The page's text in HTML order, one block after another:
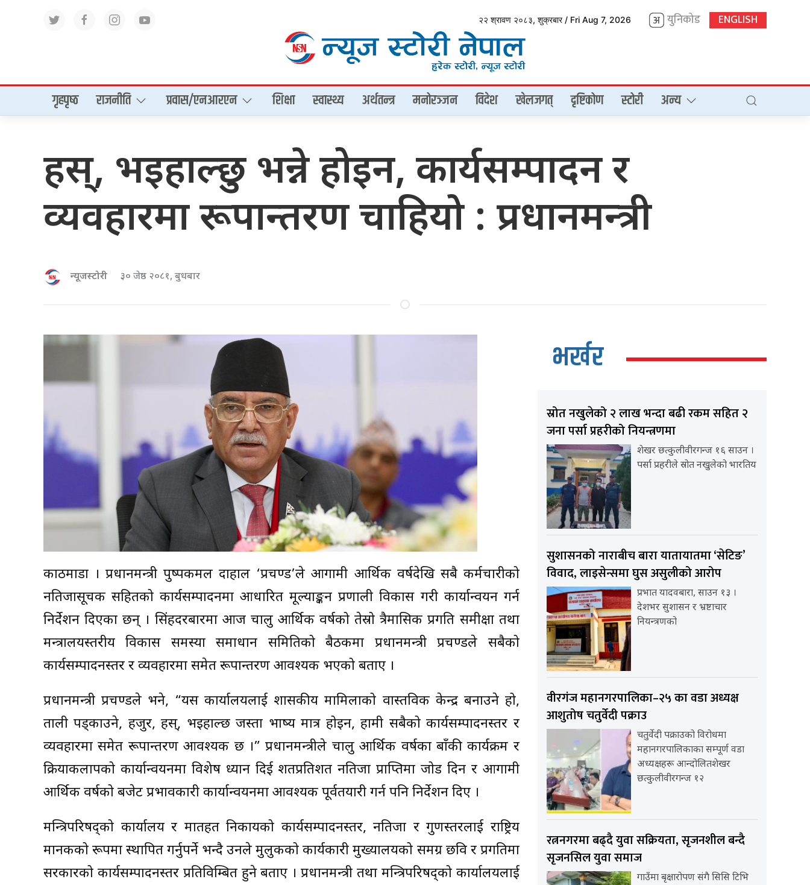
२२ श्रावण २०८३, शुक्रबार / Fri Aug 7, 2026 युनिकोड ENGLISH
गृहपृष्‍ठ राजनीति प्रवास/एनआरएन शिक्षा स्वास्थ्य अर्थतन्त्र मनोरञ्जन विदेश खेलजगत् दृष्टिकोण स्टोरी अन्य
हस्, भइहाल्छु भन्ने होइन, कार्यसम्पादन र
व्यवहारमा रूपान्तरण चाहियो : प्रधानमन्त्री
न्यूजस्टोरी ३० जेष्ठ २०८१, बुधबार
काठमाडौं । प्रधानमन्त्री पुष्पकमल दाहाल ‘प्रचण्ड’ले आगामी आर्थिक वर्षदेखि सबै कर्मचारीको
नतिजासूचक सहितको कार्यसम्पादनमा आधारित मूल्याङ्कन प्रणाली विकास गरी कार्यान्वयन गर्न
निर्देशन दिएका छन् । सिंहदरबारमा आज चालु आर्थिक वर्षको तेस्रो त्रैमासिक प्रगति समीक्षा तथा
मन्त्रालयस्तरीय विकास समस्या समाधान समितिको बैठकमा प्रधानमन्त्री प्रचण्डले सबैको
कार्यसम्पादनस्तर र व्यवहारमा समेत रूपान्तरण आवश्यक भएको बताए ।
प्रधानमन्त्री प्रचण्डले भने, “यस कार्यालयलाई शासकीय मामिलाको वास्तविक केन्द्र बनाउने हो,
ताली पड्काउने, हजुर, हस्, भइहाल्छ जस्ता भाष्य मात्र होइन, हामी सबैको कार्यसम्पादनस्तर र
व्यवहारमा समेत रूपान्तरण आवश्यक छ ।” प्रधानमन्त्रीले चालु आर्थिक वर्षका बाँकी कार्यक्रम र
क्रियाकलापको कार्यान्वयनमा विशेष ध्यान दिई शतप्रतिशत नतिजा प्राप्तिमा जोड दिन र आगामी
आर्थिक वर्षको बजेट प्रभावकारी कार्यान्वयनमा आवश्यक पूर्वतयारी गर्न पनि निर्देशन दिए ।
मन्त्रिपरिषद्को कार्यालय र मातहत निकायको कार्यसम्पादनस्तर, नतिजा र गुणस्तरलाई राष्ट्रिय
मानकको रूपमा स्थापित गर्नुपर्ने भन्दै उनले मुलुकको कार्यकारी मुख्यालयको समग्र छवि र प्रगतिमा
सरकारको कार्यसम्पादनस्तर प्रतिविम्बित हुने बताए । प्रधानमन्त्री तथा मन्त्रिपरिषद्को कार्यालयलाई
भर्खर
स्रोत नखुलेको २ लाख भन्दा बढी रकम सहित २
जना पर्सा प्रहरीको नियन्त्रणमा
शेखर छत्कुलीवीरगन्ज १६ साउन ।
पर्सा प्रहरीले स्रोत नखुलेको भारतिय
सुशासनको नाराबीच बारा यातायातमा ‘सेटिङ’
विवाद, लाइसेन्समा घुस असुलीको आरोप
प्रभात यादवबारा, साउन १३ ।
देशभर सुशासन र भ्रष्टाचार
नियन्त्रणको
वीरगंज महानगरपालिका–२५ का वडा अध्यक्ष
आशुतोष चतुर्वेदी पक्राउ
चतुर्वेदी पक्राउको विरोधमा
महानगरपालिकाका सम्पूर्ण वडा
अध्यक्षहरू आन्दोलितशेखर
छत्कुलीवीरगन्ज १२
रत्ननगरमा बढ्दै युवा सक्रियता, सृजनशील बन्दै
सृजनसिल युवा समाज
गाउँमा बृक्षारोपण संगै सिसि टिभि